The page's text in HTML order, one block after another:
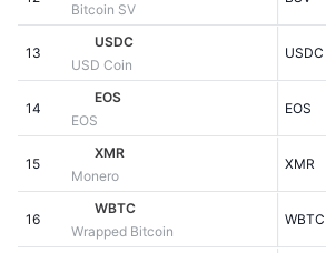
NFT
Statistik NFT Keseluruhan
Penjualan Mendatang
Derivatif
Ikhtisar
Likuidasi
Tingkat Pendanaan
Kampanye
Airdrop
Hadiah Berlian
Belajar & Dapatkan
Kalender
Bitcoin SV
13
USDC
USD Coin
USDC
14
EOS
EOS
EOS
15
XMR
Monero
XMR
16
WBTC
Wrapped Bitcoin
WBTC